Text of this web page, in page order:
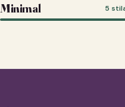
Minimal 5